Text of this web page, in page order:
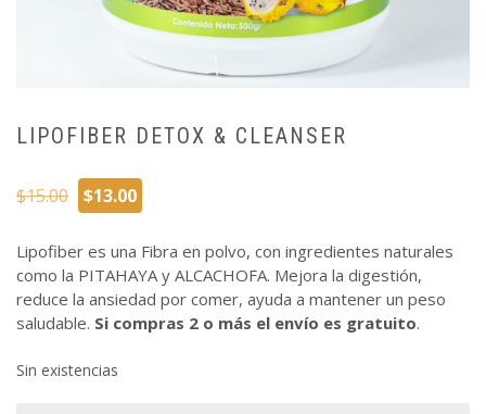
LIPOFIBER DETOX & CLEANSER
$15.00
El
precio
era:
$15.00.
$13.00
actual
es:
$13.00.
Lipofiber es una Fibra en polvo, con ingredientes naturales
como la PITAHAYA y ALCACHOFA. Mejora la digestión,
reduce la ansiedad por comer, ayuda a mantener un peso
saludable. Si compras 2 o más el envío es gratuito.
Sin existencias